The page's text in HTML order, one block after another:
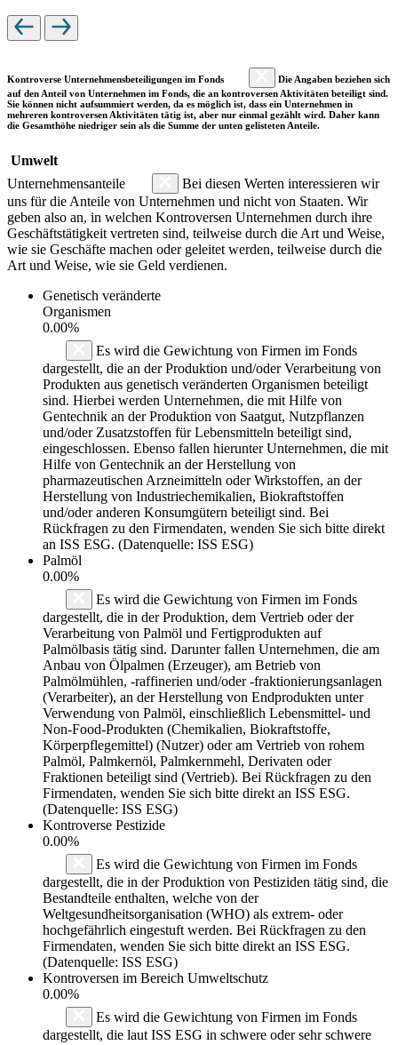
Kontroverse Unternehmensbeteiligungen im Fonds
Die Angaben beziehen sich
auf den Anteil von Unternehmen im Fonds, die an kontroversen Aktivitäten beteiligt sind.
Sie können nicht aufsummiert werden, da es möglich ist, dass ein Unternehmen in
mehreren kontroversen Aktivitäten tätig ist, aber nur einmal gezählt wird. Daher kann
die Gesamthöhe niedriger sein als die Summe der unten gelisteten Anteile.
Umwelt
Unternehmensanteile
Bei diesen Werten interessieren wir
uns für die Anteile von Unternehmen und nicht von Staaten. Wir
geben also an, in welchen Kontroversen Unternehmen durch ihre
Geschäftstätigkeit vertreten sind, teilweise durch die Art und Weise,
wie sie Geschäfte machen oder geleitet werden, teilweise durch die
Art und Weise, wie sie Geld verdienen.
Genetisch veränderte
Organismen
0.00%
Es wird die Gewichtung von Firmen im Fonds
dargestellt, die an der Produktion und/oder Verarbeitung von
Produkten aus genetisch veränderten Organismen beteiligt
sind. Hierbei werden Unternehmen, die mit Hilfe von
Gentechnik an der Produktion von Saatgut, Nutzpflanzen
und/oder Zusatzstoffen für Lebensmitteln beteiligt sind,
eingeschlossen. Ebenso fallen hierunter Unternehmen, die mit
Hilfe von Gentechnik an der Herstellung von
pharmazeutischen Arzneimitteln oder Wirkstoffen, an der
Herstellung von Industriechemikalien, Biokraftstoffen
und/oder anderen Konsumgütern beteiligt sind. Bei
Rückfragen zu den Firmendaten, wenden Sie sich bitte direkt
an ISS ESG. (Datenquelle: ISS ESG)
Palmöl
0.00%
Es wird die Gewichtung von Firmen im Fonds
dargestellt, die in der Produktion, dem Vertrieb oder der
Verarbeitung von Palmöl und Fertigprodukten auf
Palmölbasis tätig sind. Darunter fallen Unternehmen, die am
Anbau von Ölpalmen (Erzeuger), am Betrieb von
Palmölmühlen, -raffinerien und/oder -fraktionierungsanlagen
(Verarbeiter), an der Herstellung von Endprodukten unter
Verwendung von Palmöl, einschließlich Lebensmittel- und
Non-Food-Produkten (Chemikalien, Biokraftstoffe,
Körperpflegemittel) (Nutzer) oder am Vertrieb von rohem
Palmöl, Palmkernöl, Palmkernmehl, Derivaten oder
Fraktionen beteiligt sind (Vertrieb). Bei Rückfragen zu den
Firmendaten, wenden Sie sich bitte direkt an ISS ESG.
(Datenquelle: ISS ESG)
Kontroverse Pestizide
0.00%
Es wird die Gewichtung von Firmen im Fonds
dargestellt, die in der Produktion von Pestiziden tätig sind, die
Bestandteile enthalten, welche von der
Weltgesundheitsorganisation (WHO) als extrem- oder
hochgefährlich eingestuft werden. Bei Rückfragen zu den
Firmendaten, wenden Sie sich bitte direkt an ISS ESG.
(Datenquelle: ISS ESG)
Kontroversen im Bereich Umweltschutz
0.00%
Es wird die Gewichtung von Firmen im Fonds
dargestellt, die laut ISS ESG in schwere oder sehr schwere